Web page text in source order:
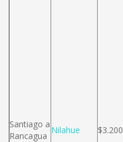
Santiago a
Rancagua
Nilahue $3.200